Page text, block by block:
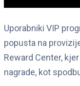
Uporabniki VIP
popusta na
Reward Center,
nagrade, kot